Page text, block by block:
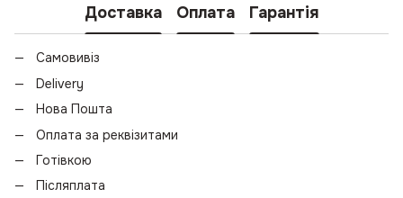
Доставка Оплата Гарантія
Самовивіз
Delivery
Нова Пошта
Оплата за реквізитами
Готівкою
Післяплата